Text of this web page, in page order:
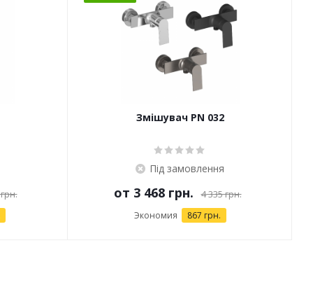
Змішувач PN 032
Під замовлення
от 3 468 грн. 4 335 грн.
Экономия 867 грн.